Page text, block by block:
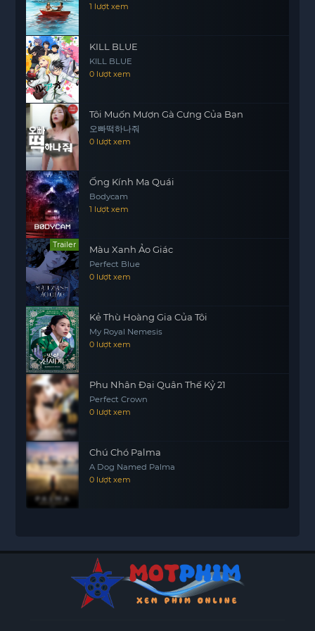
rẫy những bất công.
Hận Quân Bất Tự Giang Lâu Nguyệt sẽ đưa người
xem vào những tình huống căng thẳng, những
cuộc đấu trí gay gắt và những bài học sâu sắc về
lòng dũng cảm, tình bạn và trách nhiệm xã hội.
Mỗi nhân vật đều có những lý tưởng riêng và
hành động vì điều mà họ tin tưởng, tạo nên một
câu chuyện đầy tính nhân văn và ý nghĩa.
1 lượt xem
KILL BLUE
KILL BLUE
0 lượt xem
Tôi Muốn Mượn Gà Cưng Của Bạn
오빠떡하나줘
0 lượt xem
Ống Kính Ma Quái
Bodycam
1 lượt xem
Trailer Màu Xanh Ảo Giác
Perfect Blue
0 lượt xem
Kẻ Thù Hoàng Gia Của Tôi
My Royal Nemesis
0 lượt xem
Phu Nhân Đại Quân Thế Kỷ 21
Perfect Crown
0 lượt xem
Chú Chó Palma
A Dog Named Palma
0 lượt xem